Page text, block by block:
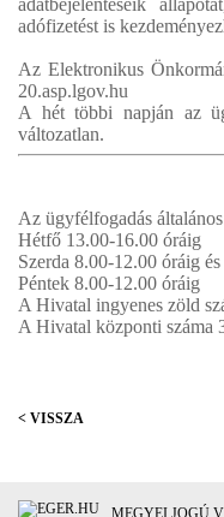
adófizetést is
Az Elektronikus
20.asp.lgov.hu
A hét többi napján az
változatlan.
Az ügyfélfogadás
Hétfő 13.00-16.00 óráig
Szerda 8.00-12.00 óráig
Péntek 8.00-12.00 óráig
A Hivatal ingyenes zöld
A Hivatal központi száma
< VISSZA
MEGYEI JOGÚ